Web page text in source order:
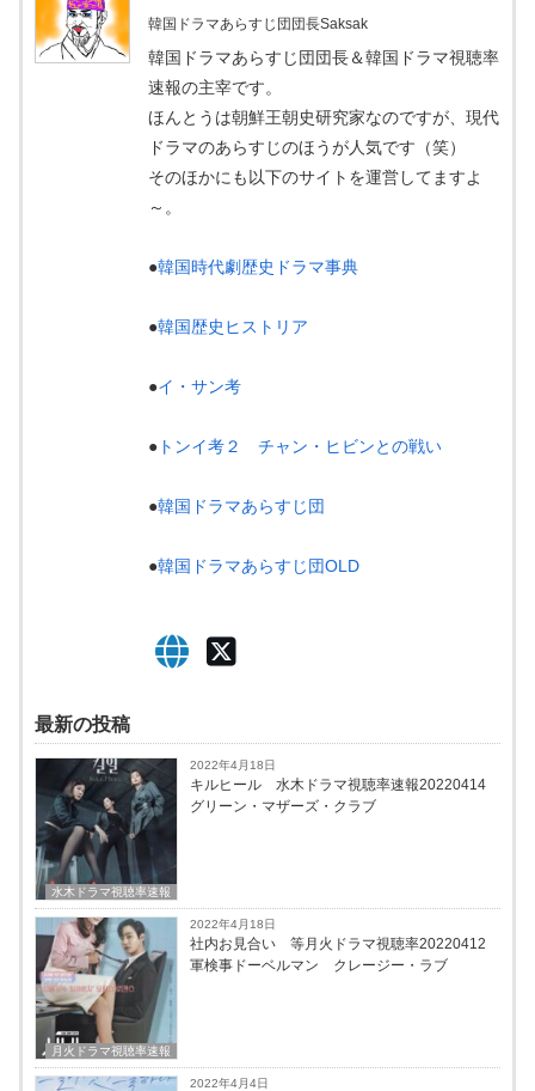
韓国ドラマあらすじ団団長Saksak
韓国ドラマあらすじ団団長＆韓国ドラマ視聴率
速報の主宰です。
ほんとうは朝鮮王朝史研究家なのですが、現代
ドラマのあらすじのほうが人気です（笑）
そのほかにも以下のサイトを運営してますよ
～。
●韓国時代劇歴史ドラマ事典
●韓国歴史ヒストリア
●イ・サン考
● トンイ考２ チャン・ヒビンとの戦い
●韓国ドラマあらすじ団
●韓国ドラマあらすじ団OLD
最新の投稿
水木ドラマ視聴率速報
2022年4月18日
キルヒール 水木ドラマ視聴率速報20220414
グリーン・マザーズ・クラブ
月火ドラマ視聴率速報
2022年4月18日
社内お見合い 等月火ドラマ視聴率20220412
軍検事ドーベルマン クレージー・ラブ
2022年4月4日